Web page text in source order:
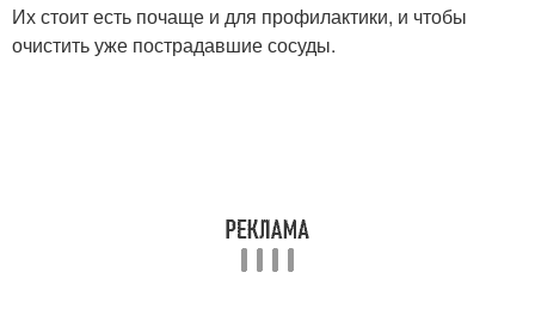
Их стоит есть почаще и для профилактики, и чтобы
очистить уже пострадавшие сосуды.